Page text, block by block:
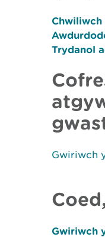
Chwiliwch
Trydanol
Gwiriwch
Gwiriwch